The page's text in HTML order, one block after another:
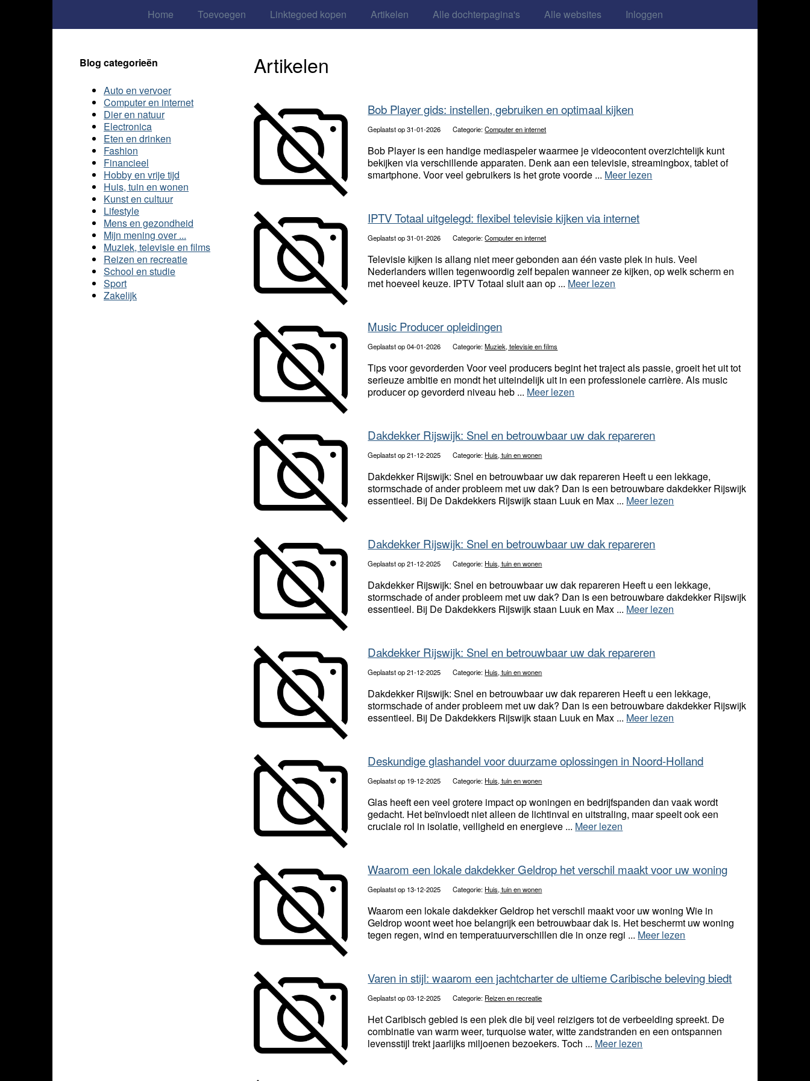
Home Toevoegen Linktegoed kopen Artikelen Alle dochterpagina's Alle websites Inloggen
Artikelen
Bob Player gids: instellen, gebruiken en optimaal kijken
Geplaatst op 31-01-2026 Categorie:Computer en internet
Bob Player is een handige mediaspeler waarmee je videocontent overzichtelijk kunt
bekijken via verschillende apparaten. Denk aan een televisie, streamingbox, tablet of
smartphone. Voor veel gebruikers is het grote voorde ... Meer lezen
IPTV Totaal uitgelegd: flexibel televisie kijken via internet
Geplaatst op 31-01-2026 Categorie:Computer en internet
Televisie kijken is allang niet meer gebonden aan één vaste plek in huis. Veel
Nederlanders willen tegenwoordig zelf bepalen wanneer ze kijken, op welk scherm en
met hoeveel keuze. IPTV Totaal sluit aan op ... Meer lezen
Music Producer opleidingen
Geplaatst op 04-01-2026 Categorie:Muziek, televisie en films
Tips voor gevorderden Voor veel producers begint het traject als passie, groeit het uit tot
serieuze ambitie en mondt het uiteindelijk uit in een professionele carrière. Als music
producer op gevorderd niveau heb ... Meer lezen
Dakdekker Rijswijk: Snel en betrouwbaar uw dak repareren
Geplaatst op 21-12-2025 Categorie: Huis, tuin en wonen
Dakdekker Rijswijk: Snel en betrouwbaar uw dak repareren Heeft u een lekkage,
stormschade of ander probleem met uw dak? Dan is een betrouwbare dakdekker Rijswijk
essentieel. Bij De Dakdekkers Rijswijk staan Luuk en Max ... Meer lezen
Dakdekker Rijswijk: Snel en betrouwbaar uw dak repareren
Geplaatst op 21-12-2025 Categorie: Huis, tuin en wonen
Dakdekker Rijswijk: Snel en betrouwbaar uw dak repareren Heeft u een lekkage,
stormschade of ander probleem met uw dak? Dan is een betrouwbare dakdekker Rijswijk
essentieel. Bij De Dakdekkers Rijswijk staan Luuk en Max ... Meer lezen
Dakdekker Rijswijk: Snel en betrouwbaar uw dak repareren
Geplaatst op 21-12-2025 Categorie: Huis, tuin en wonen
Dakdekker Rijswijk: Snel en betrouwbaar uw dak repareren Heeft u een lekkage,
stormschade of ander probleem met uw dak? Dan is een betrouwbare dakdekker Rijswijk
essentieel. Bij De Dakdekkers Rijswijk staan Luuk en Max ... Meer lezen
Deskundige glashandel voor duurzame oplossingen in Noord-Holland
Geplaatst op 19-12-2025 Categorie: Huis, tuin en wonen
Glas heeft een veel grotere impact op woningen en bedrijfspanden dan vaak wordt
gedacht. Het beïnvloedt niet alleen de lichtinval en uitstraling, maar speelt ook een
cruciale rol in isolatie, veiligheid en energieve ... Meer lezen
Waarom een lokale dakdekker Geldrop het verschil maakt voor uw woning
Geplaatst op 13-12-2025 Categorie: Huis, tuin en wonen
Waarom een lokale dakdekker Geldrop het verschil maakt voor uw woning Wie in
Geldrop woont weet hoe belangrijk een betrouwbaar dak is. Het beschermt uw woning
tegen regen, wind en temperatuurverschillen die in onze regi ... Meer lezen
Varen in stijl: waarom een jachtcharter de ultieme Caribische beleving biedt
Geplaatst op 03-12-2025 Categorie: Reizen en recreatie
Het Caribisch gebied is een plek die bij veel reizigers tot de verbeelding spreekt. De
combinatie van warm weer, turquoise water, witte zandstranden en een ontspannen
levensstijl trekt jaarlijks miljoenen bezoekers. Toch ... Meer lezen
Blog categorieën
Auto en vervoer
Computer en internet
Dier en natuur
Electronica
Eten en drinken
Fashion
Financieel
Hobby en vrije tijd
Huis, tuin en wonen
Kunst en cultuur
Lifestyle
Mens en gezondheid
Mijn mening over ...
Muziek, televisie en films
Reizen en recreatie
School en studie
Sport
Zakelijk